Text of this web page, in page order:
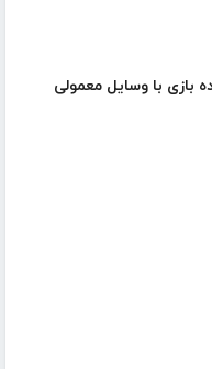
بازی با وسایل معمولی